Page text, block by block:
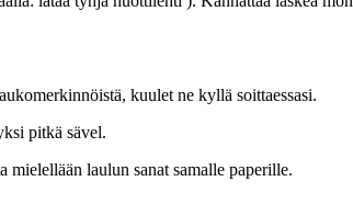
kuulet ne kyllä soittaessasi.
pitkä sävel.
laulun sanat samalle paperille.